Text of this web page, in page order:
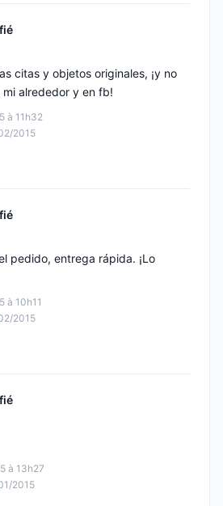
à 11h32
2015
citas y objetos originales, ¡y no
alrededor y en fb!
à 10h11
2015
pedido, entrega rápida. ¡Lo
à 13h27
2015